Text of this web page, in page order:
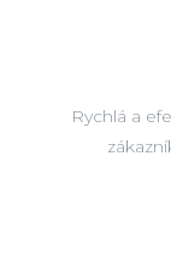
Rychlá a